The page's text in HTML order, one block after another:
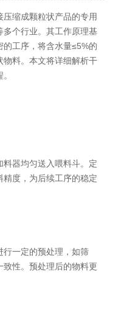
缩成颗粒状产品的专用
多个行业。其工作原理基
工序，将含水量≤5%的
物料。本文将详细解析干
器均匀送入喂料斗。定
度，为后续工序的稳定
一定的预处理，如筛
性。预处理后的物料更